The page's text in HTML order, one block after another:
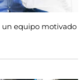
un equipo motivado